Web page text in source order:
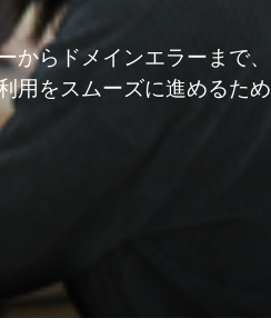
からドメインエラーまで
用をスムーズに進めるた